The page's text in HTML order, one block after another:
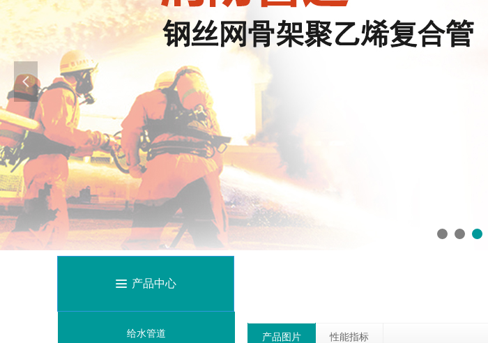
넳
产品图片 性能指标
끀 产品中心
给水管道